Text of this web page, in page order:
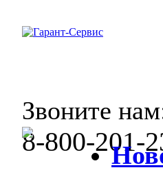
Звоните
8-800-201-